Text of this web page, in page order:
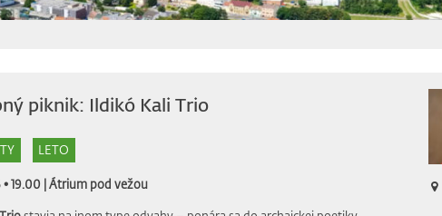
piknik: Ildikó Kali Trio
LETO
• 19.00 |Átrium pod vežou